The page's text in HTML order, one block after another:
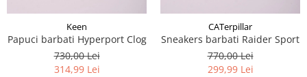
Keen
Papuci barbati Hyperport Clog
730,00 Lei
314,99 Lei
CATerpillar
Sneakers barbati Raider Sport
770,00 Lei
299,99 Lei